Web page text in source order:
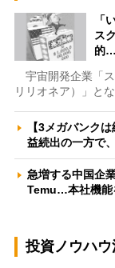
「
ス
的…
宇宙開発企業「ス
リリオネア）」と
【3メガバンク
益続出の一方で
急増する中国企
Temu…本社機
投資ノウハウ